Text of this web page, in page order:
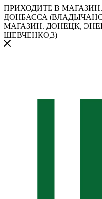
ПРИХОДИТЕ В МАГАЗИН.
ДОНБАССА
МАГАЗИН. ДОНЕЦК,
ШЕВЧЕНКО,3)